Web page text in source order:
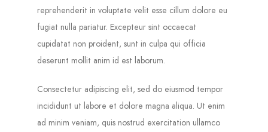
reprehenderit in voluptate velit esse cillum dolore eu
fugiat nulla pariatur. Excepteur sint occaecat
cupidatat non proident, sunt in culpa qui officia
deserunt mollit anim id est laborum.
Consectetur adipiscing elit, sed do eiusmod tempor
incididunt ut labore et dolore magna aliqua. Ut enim
ad minim veniam, quis nostrud exercitation ullamco